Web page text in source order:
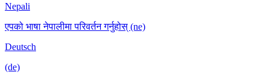
Nepali
एपको भाषा नेपालीमा परिवर्तन गर्नुहोस् (ne)
Deutsch
(de)